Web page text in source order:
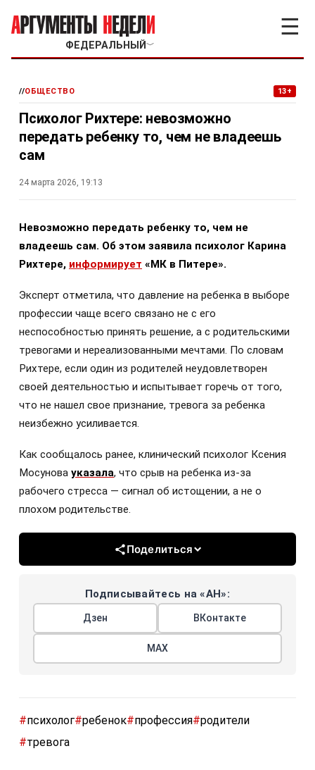
ФЕДЕРАЛЬНЫЙ ﹀
☰
//ОБЩЕСТВО 13+
Психолог Рихтере: невозможно
передать ребенку то, чем не владеешь
сам
24 марта 2026, 19:13
Невозможно передать ребенку то, чем не
владеешь сам. Об этом заявила психолог Карина
Рихтере, информирует «МК в Питере».
Эксперт отметила, что давление на ребенка в выборе
профессии чаще всего связано не с его
неспособностью принять решение, а с родительскими
тревогами и нереализованными мечтами. По словам
Рихтере, если один из родителей неудовлетворен
своей деятельностью и испытывает горечь от того,
что не нашел свое признание, тревога за ребенка
неизбежно усиливается.
Как сообщалось ранее, клинический психолог Ксения
Мосунова указала, что срыв на ребенка из-за
рабочего стресса — сигнал об истощении, а не о
плохом родительстве.
Поделиться
Подписывайтесь на «АН»:
Дзен ВКонтакте
МАХ
#психолог#ребенок#профессия#родители
#тревога